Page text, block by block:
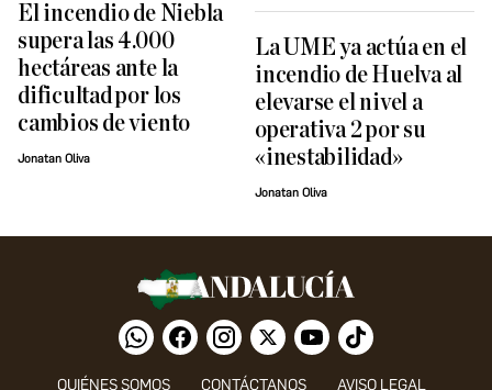
El incendio de Niebla
supera las 4.000
hectáreas ante la
dificultad por los
cambios de viento
Jonatan Oliva
La UME ya actúa en el
incendio de Huelva al
elevarse el nivel a
operativa 2 por su
«inestabilidad»
Jonatan Oliva
QUIÉNES SOMOS CONTÁCTANOS AVISO LEGAL